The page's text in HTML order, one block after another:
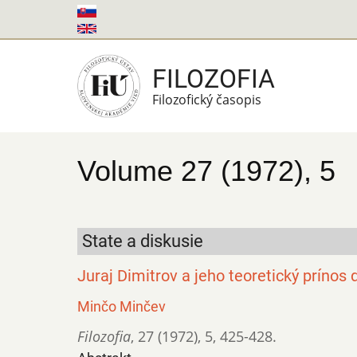
na
FILOZOFIA
Filozofický časopis
Volume 27 (1972), 5
State a diskusie
Juraj Dimitrov a jeho teoretický prínos
Minčo Minčev
Filozofia, 27 (1972), 5, 425-428.